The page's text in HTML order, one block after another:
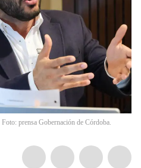
prensa Gobernación de Córdoba.